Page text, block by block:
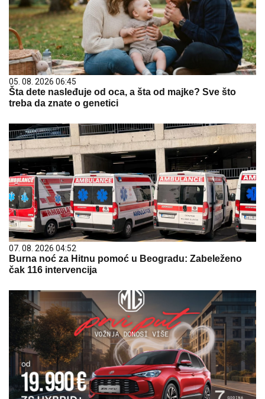
05. 08. 2026 06:45
Šta dete nasleđuje od oca, a šta od majke? Sve što
treba da znate o genetici
07. 08. 2026 04:52
Burna noć za Hitnu pomoć u Beogradu: Zabeleženo
čak 116 intervencija